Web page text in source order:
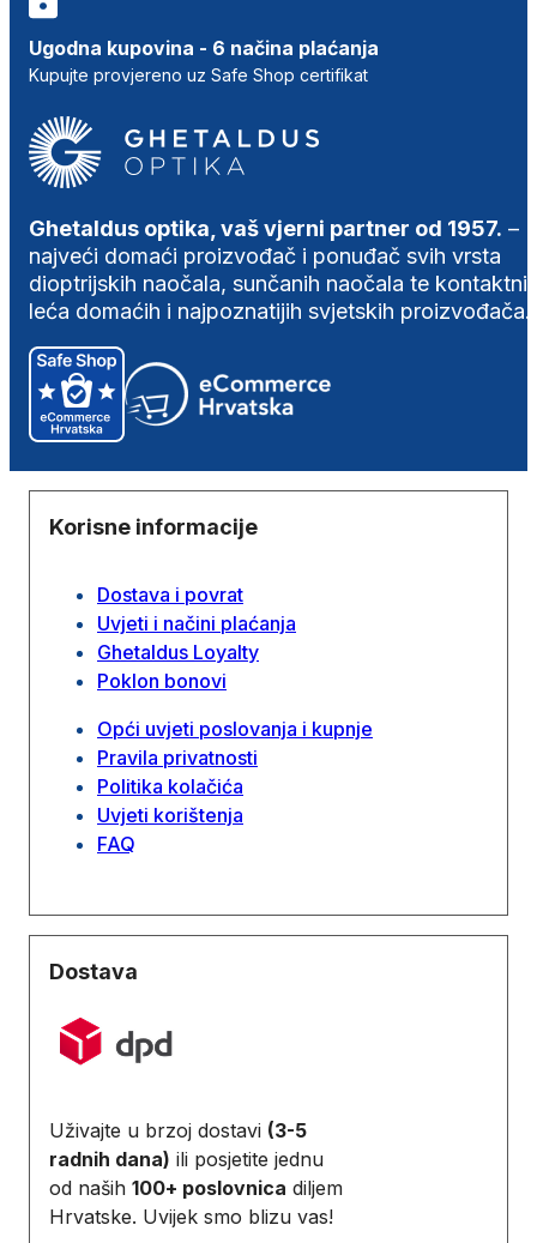
Ugodna kupovina - 6 načina plaćanja
Kupujte provjereno uz Safe Shop certifikat
Ghetaldus optika, vaš vjerni partner od 1957. –
najveći domaći proizvođač i ponuđač svih vrsta
dioptrijskih naočala, sunčanih naočala te
leća domaćih i najpoznatijih svjetskih proizvođača.
Korisne informacije
Dostava i povrat
Uvjeti i načini plaćanja
Ghetaldus Loyalty
Poklon bonovi
Opći uvjeti poslovanja i kupnje
Pravila privatnosti
Politika kolačića
Uvjeti korištenja
FAQ
Dostava
Uživajte u brzoj dostavi (3-5
radnih dana) ili posjetite jednu
od naših 100+ poslovnica diljem
Hrvatske. Uvijek smo blizu vas!